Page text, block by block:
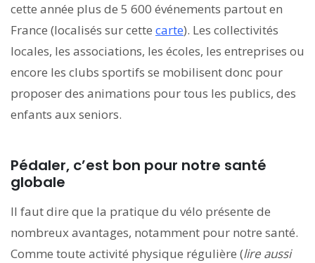
cette année plus de 5 600 événements partout en
France (localisés sur cette carte). Les collectivités
locales, les associations, les écoles, les entreprises ou
encore les clubs sportifs se mobilisent donc pour
proposer des animations pour tous les publics, des
enfants aux seniors.
Pédaler, c’est bon pour notre santé
globale
Il faut dire que la pratique du vélo présente de
nombreux avantages, notamment pour notre santé.
Comme toute activité physique régulière (lire aussi